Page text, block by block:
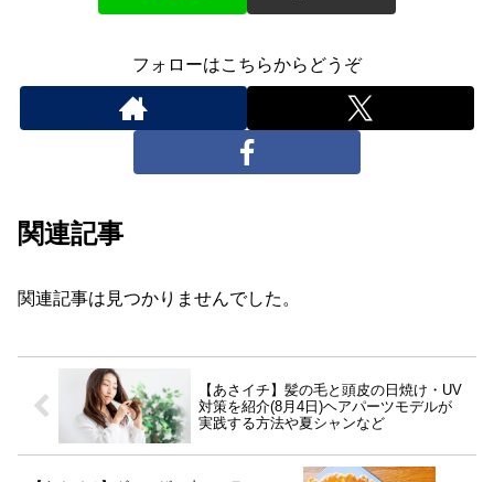
フォローはこちらからどうぞ
関連記事
関連記事は見つかりませんでした。
【あさイチ】髪の毛と頭皮の日焼け・UV
対策を紹介(8月4日)ヘアパーツモデルが
実践する方法や夏シャンなど